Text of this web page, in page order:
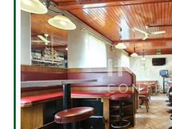
Grundfläche